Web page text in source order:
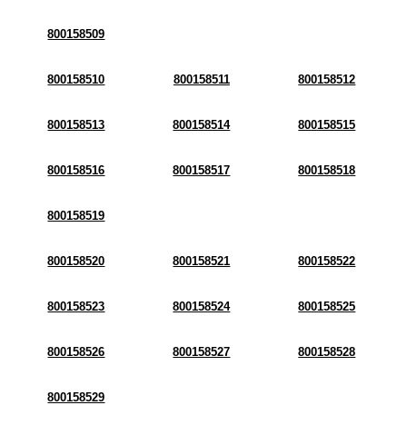
800158509
800158510 800158511 800158512
800158513 800158514 800158515
800158516 800158517 800158518
800158519
800158520 800158521 800158522
800158523 800158524 800158525
800158526 800158527 800158528
800158529